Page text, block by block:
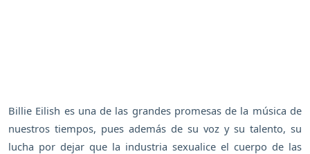
Billie Eilish es una de las grandes promesas de la música de
nuestros tiempos, pues además de su voz y su talento, su
lucha por dejar que la industria sexualice el cuerpo de las